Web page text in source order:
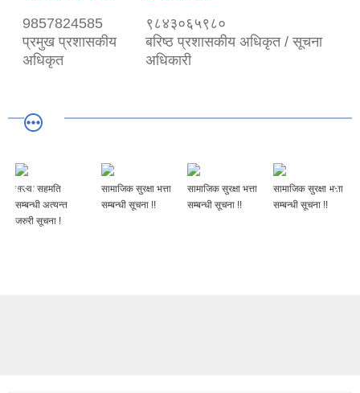
9857824585
प्रमुख प्रशासकीय
अधिकृत
९८४३०६५९८०
बरिष्ठ प्रशासकीय अधिकृत / सूचना
अधिकारी
सरुवा सहमति
सम्बन्धी अत्यन्त
जरुरी सूचना !
सामाजिक सुरक्षा भत्ता
सम्बन्धी सूचना !!
सामाजिक सुरक्षा भत्ता
सम्बन्धी सूचना !!
सामाजिक सुरक्षा भत्ता
सम्बन्धी सूचना !!